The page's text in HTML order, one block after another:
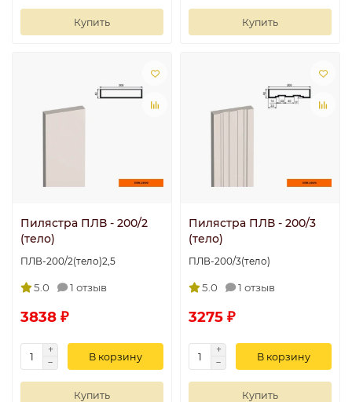
Купить Купить
Пилястра ПЛВ - 200/2
(тело)
ПЛВ-200/2(тело)2,5
5.0 1 отзыв
3838 ₽
В корзину
Купить
Пилястра ПЛВ - 200/3
(тело)
ПЛВ-200/3(тело)
5.0 1 отзыв
3275 ₽
В корзину
Купить